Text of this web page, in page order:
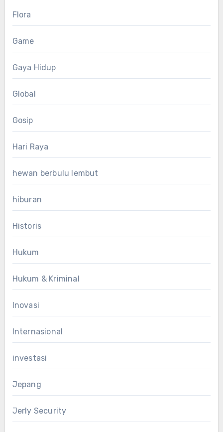
Flora
Game
Gaya Hidup
Global
Gosip
Hari Raya
hewan berbulu lembut
hiburan
Historis
Hukum
Hukum & Kriminal
Inovasi
Internasional
investasi
Jepang
Jerly Security